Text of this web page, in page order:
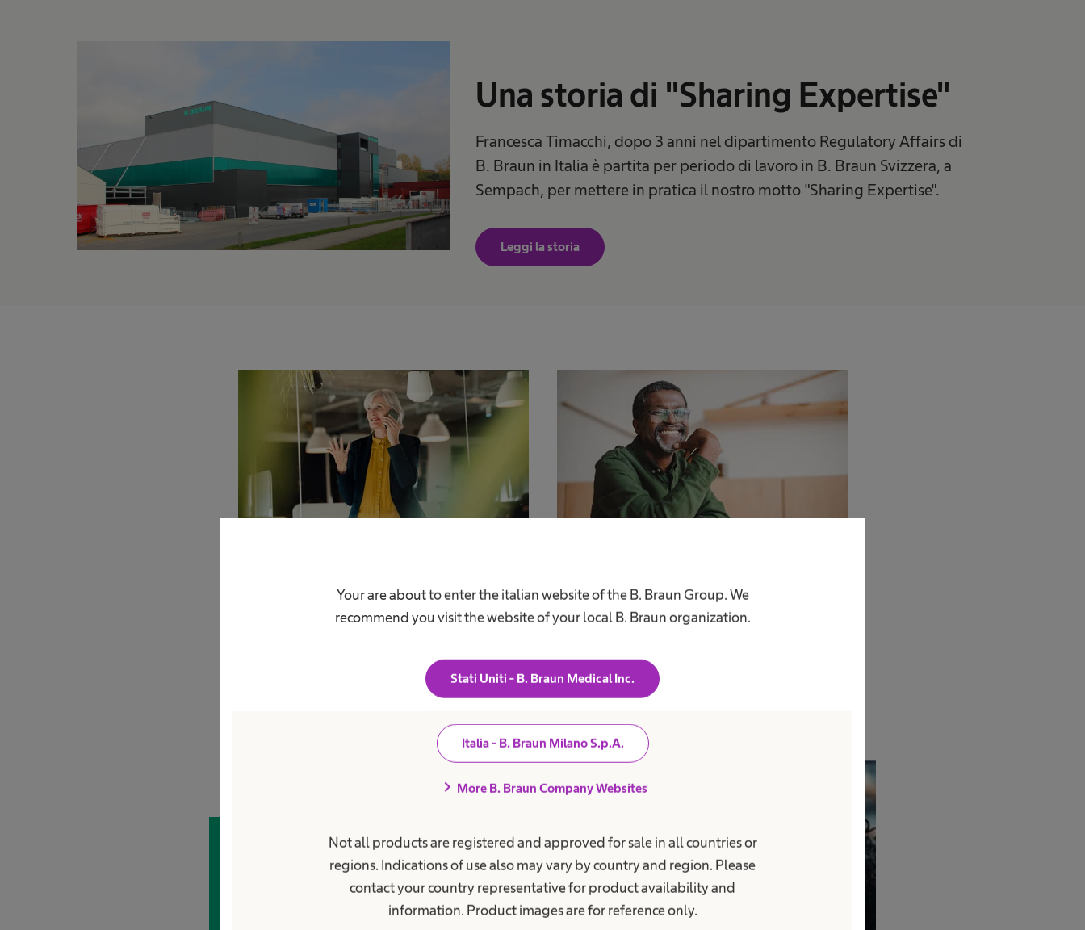
Your are about to enter the italian website of the B. Braun Group. We
recommend you visit the website of your local B. Braun organization.
Stati Uniti - B. Braun Medical Inc.
Italia - B. Braun Milano S.p.A.
chevron_right More B. Braun Company Websites
Not all products are registered and approved for sale in all countries or
regions. Indications of use also may vary by country and region. Please
contact your country representative for product availability and
information. Product images are for reference only.
Una storia di "Sharing Expertise"
Francesca Timacchi, dopo 3 anni nel dipartimento Regulatory Affairs di
B. Braun in Italia è partita per periodo di lavoro in B. Braun Svizzera, a
Sempach, per mettere in pratica il nostro motto "Sharing Expertise".
Leggi la storia
Scopri le tue opportunità di carriera in B. Braun. Libera tutto il tuo potenziale.
Il tuo momento per
impegnarti con noi!